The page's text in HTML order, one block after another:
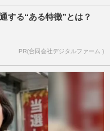
する“ある特徴”とは？
PR(合同会社デジタルファーム )